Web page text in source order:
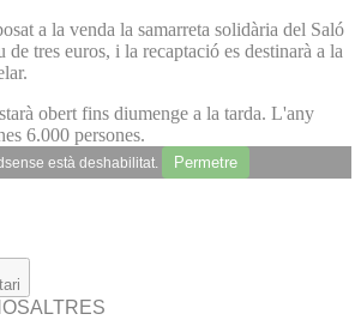
a la venda la samarreta solidària del Saló
tres euros, i la recaptació es destinarà a la
obert fins diumenge a la tarda. L'any
6.000 persones.
està deshabilitat. Permetre